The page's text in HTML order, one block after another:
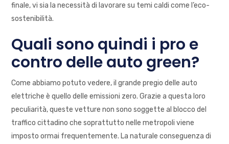
finale, vi sia la necessità di lavorare su temi caldi come l’eco-
sostenibilità.
Quali sono quindi i pro e
contro delle auto green?
Come abbiamo potuto vedere, il grande pregio delle auto
elettriche è quello delle emissioni zero. Grazie a questa loro
peculiarità, queste vetture non sono soggette al blocco del
traffico cittadino che soprattutto nelle metropoli viene
imposto ormai frequentemente. La naturale conseguenza di